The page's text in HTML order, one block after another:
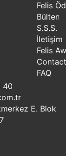
Felis
Bülten
S.S.S.
İletişim
Felis
Contact
FAQ
40
E. Blok